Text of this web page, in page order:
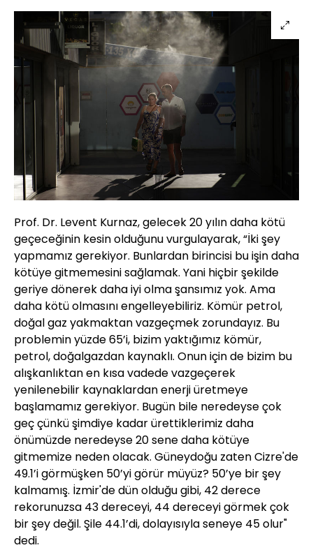
Prof. Dr. Levent Kurnaz, gelecek 20 yılın daha kötü
geçeceğinin kesin olduğunu vurgulayarak, “İki şey
yapmamız gerekiyor. Bunlardan birincisi bu işin daha
kötüye gitmemesini sağlamak. Yani hiçbir şekilde
geriye dönerek daha iyi olma şansımız yok. Ama
daha kötü olmasını engelleyebiliriz. Kömür petrol,
doğal gaz yakmaktan vazgeçmek zorundayız. Bu
problemin yüzde 65’i, bizim yaktığımız kömür,
petrol, doğalgazdan kaynaklı. Onun için de bizim bu
alışkanlıktan en kısa vadede vazgeçerek
yenilenebilir kaynaklardan enerji üretmeye
başlamamız gerekiyor. Bugün bile neredeyse çok
geç çünkü şimdiye kadar ürettiklerimiz daha
önümüzde neredeyse 20 sene daha kötüye
gitmemize neden olacak. Güneydoğu zaten Cizre'de
49.1’i görmüşken 50’yi görür müyüz? 50’ye bir şey
kalmamış. İzmir'de dün olduğu gibi, 42 derece
rekorunuzsa 43 dereceyi, 44 dereceyi görmek çok
bir şey değil. Şile 44.1’di, dolayısıyla seneye 45 olur"
dedi.